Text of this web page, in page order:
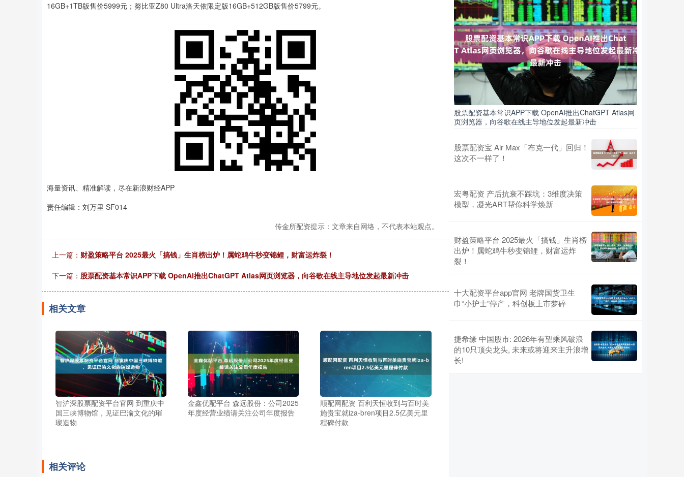
16GB+1TB版售价5999元；努比亚Z80 Ultra洛天依限定版16GB+512GB版售价5799元。
海量资讯、精准解读，尽在新浪财经APP
责任编辑：刘万里 SF014
传金所配资提示：文章来自网络，不代表本站观点。
上一篇： 财盈策略平台 2025最火「搞钱」生肖榜出炉！属蛇鸡牛秒变锦鲤，财富运炸裂！
下一篇： 股票配资基本常识APP下载 OpenAI推出ChatGPT Atlas网页浏览器，向谷歌在线主导地位发起最新冲击
相关文章
智沪深股票配资平台官网 到重庆中
国三峡博物馆，见证巴渝文化的璀
璨造物
金鑫优配平台 森远股份：公司2025
年度经营业绩请关注公司年度报告
顺配网配资 百利天恒收到与百时美
施贵宝就iza-bren项目2.5亿美元里
程碑付款
相关评论
股票配资基本常识APP下载 OpenAI推出ChatGPT Atlas网
页浏览器，向谷歌在线主导地位发起最新冲击
股票配资宝 Air Max「布克一代」回归！
这次不一样了！
宏粤配资 产后抗衰不踩坑：3维度决策
模型，凝光ART帮你科学焕新
财盈策略平台 2025最火「搞钱」生肖榜
出炉！属蛇鸡牛秒变锦鲤，财富运炸
裂！
十大配资平台app官网 老牌国货卫生
巾“小护士”停产，科创板上市梦碎
捷希缘 中国股市: 2026年有望乘风破浪
的10只顶尖龙头, 未来或将迎来主升浪增
长!